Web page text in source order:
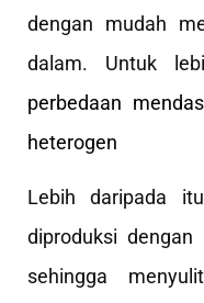
dengan mudah
dalam. Untuk
perbedaan
heterogen
Lebih daripada
diproduksi
sehingga